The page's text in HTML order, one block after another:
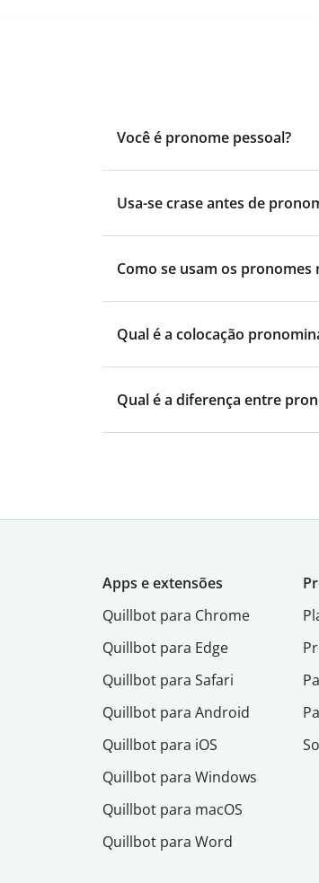
Você é pronome pessoal?
Usa-se crase antes de
Como se usam os pronomes
Qual é a colocação
Qual é a diferença entre
Apps e extensões
Quillbot para Chrome
Quillbot para Edge
Quillbot para Safari
Quillbot para Android
Quillbot para iOS
Quillbot para Windows
Quillbot para macOS
Quillbot para Word